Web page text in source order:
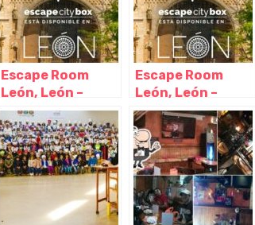
Escape Room
León, León –
Castilla y León
Escape Room
León, León –
Castilla y León